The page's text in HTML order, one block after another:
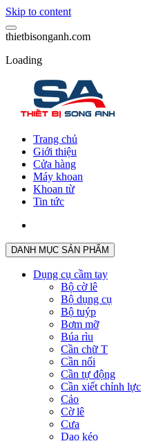
Skip to content
thietbisonganh.com
Loading
Trang chủ
Giới thiệu
Cửa hàng
Máy khoan
Khoan từ
Tin tức
DANH MỤC SẢN PHẨM
Dụng cụ cầm tay
Bộ cờ lê
Bộ dụng cụ
Bộ tuýp
Bơm mỡ
Búa rìu
Cần chữ T
Cần nối
Cần tự động
Cần xiết chỉnh lực
Cảo
Cờ lê
Cưa
Dao kéo